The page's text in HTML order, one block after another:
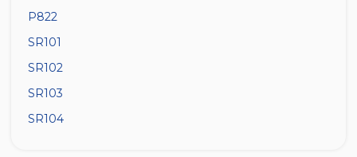
P822
SR101
SR102
SR103
SR104